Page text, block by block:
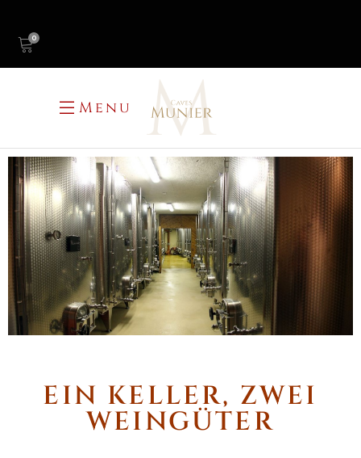
0
Menu
EIN KELLER, ZWEI
WEINGÜTER